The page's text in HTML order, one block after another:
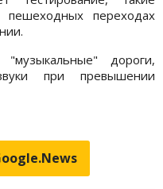
пешеходных переходах
дороги,
при превышении